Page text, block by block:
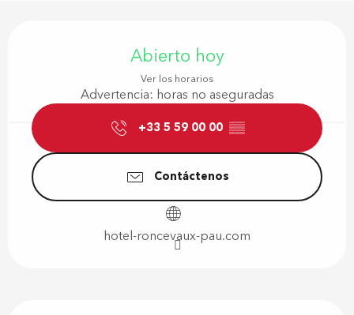
Abierto hoy
Ver los horarios
Advertencia: horas no aseguradas
+33 5 59 00 00 ▒▒
Contáctenos
hotel-roncevaux-pau.com